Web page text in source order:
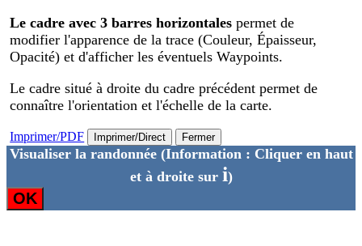
Le cadre avec 3 barres horizontales permet de
modifier l'apparence de la trace (Couleur, Épaisseur,
Opacité) et d'afficher les éventuels Waypoints.
Le cadre situé à droite du cadre précédent permet de
connaître l'orientation et l'échelle de la carte.
Imprimer/PDF Imprimer/Direct Fermer
Visualiser la randonnée(Information : Cliquer en haut
et à droite sur i)
OK